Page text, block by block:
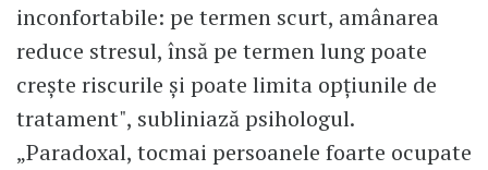
inconfortabile: pe termen scurt, amânarea
reduce stresul, însă pe termen lung poate
crește riscurile și poate limita opțiunile de
tratament", subliniază psihologul.
„Paradoxal, tocmai persoanele foarte ocupate